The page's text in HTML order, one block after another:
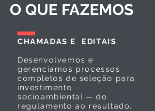
O QUE FAZEMOS
CHAMADAS E EDITAIS
Desenvolvemos e
gerenciamos processos
completos de seleção para
investimento
socioambiental — do
regulamento ao resultado.